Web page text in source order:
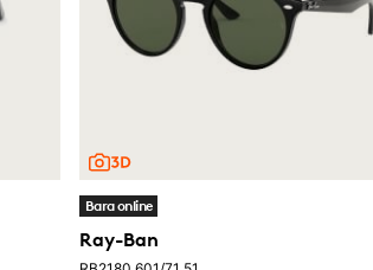
Bara online
Ray-Ban